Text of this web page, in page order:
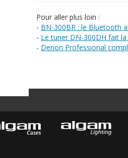
Pour aller plus loin :
- BN-300BR : le Bluetooth
- Le tuner DN-300DH fait
- Denon Professional